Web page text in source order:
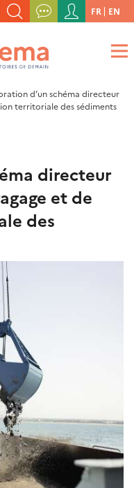
ETC.
Menu
du
compte
de
FR EN
d’un schéma directeur
territoriale des sédiments
directeur
et de
des